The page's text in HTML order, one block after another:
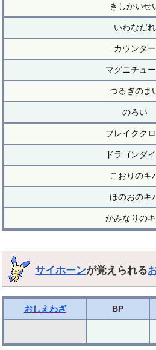
きしかいせ
いわなだれ
カウンター
マグニチュ
つるぎのま
のろい
ブレイクク
ドラゴンダ
こおりのキ
ほのおのキ
かみなりの
サイホーンが覚えられる
おしえわざ BP